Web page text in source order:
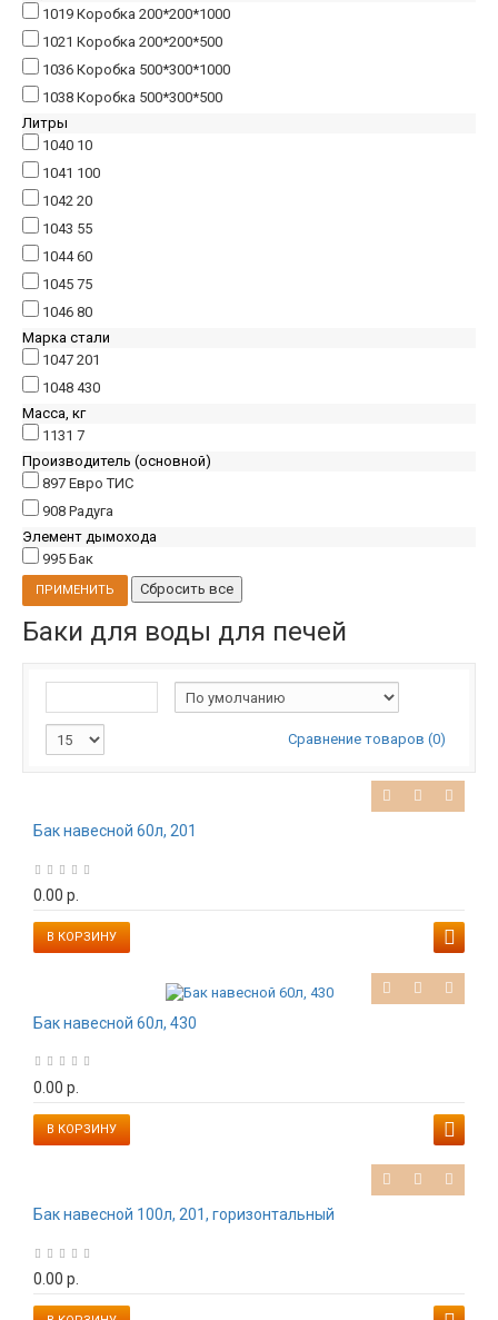
1019 Коробка 200*200*1000
1021 Коробка 200*200*500
1036 Коробка 500*300*1000
1038 Коробка 500*300*500
Литры
1040 10
1041 100
1042 20
1043 55
1044 60
1045 75
1046 80
Марка стали
1047 201
1048 430
Масса, кг
1131 7
Производитель (основной)
897 Евро ТИС
908 Радуга
Элемент дымохода
995 Бак
Баки для воды для печей
Сравнение товаров (0)
Бак навесной 60л, 201
0.00 р.
В КОРЗИНУ
Бак навесной 60л, 430
0.00 р.
В КОРЗИНУ
Бак навесной 100л, 201, горизонтальный
0.00 р.